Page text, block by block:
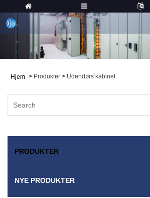
Hjem > Produkter > Udendørs kabinet
PRODUKTER
NYE PRODUKTER